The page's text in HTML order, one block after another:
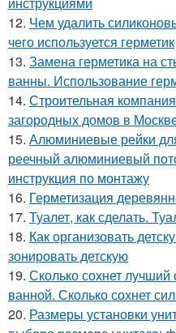
12. Чем удалить
чего используется герметик
13. Замена герметика на
ванны. Использование
14. Строительная
загородных домов в
15. Алюминиевые рейки
реечный алюминиевый
инструкция по монтажу
16. Герметизация
17. Туалет, как сделать.
18. Как организовать
зонировать детскую
19. Сколько сохнет
ванной. Сколько сохнет
20. Размеры установки